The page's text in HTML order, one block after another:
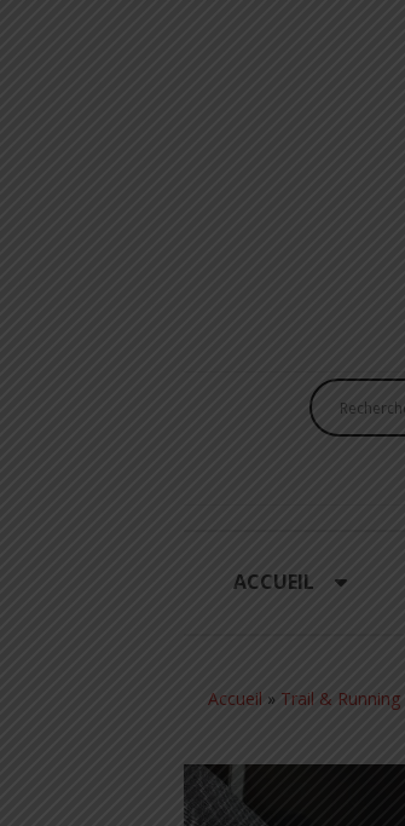
ACCUEIL
Accueil » Trail & Running